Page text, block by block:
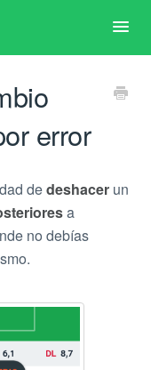
error
dedeshacer un
a
no debías